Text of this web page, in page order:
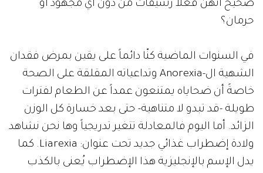
صحيح أنهن فعلاً رشيقات من دون أي مجهود أو
حرمان؟
في السنوات الماضية كنّا دائماً على يقين بمرض فقدان
الشهية ال-Anorexia وتداعياته المقلقة على الصحة
خاصةً أن ضحاياه يمتنعون عمداً عن الطعام لفترات
طويلة -قد تبدو لا متناهية- حتى بعد خسارة كل الوزن
الزائد. أما اليوم فالمعادلة تتغير تدريجياً وها نحن نشاهد
ولادة إضطراب غذائي جديد تحت عنوان: Liarexia. كما
يدل الإسم بالإنجليزية هذا الإضطراب يُعنى بالكذب